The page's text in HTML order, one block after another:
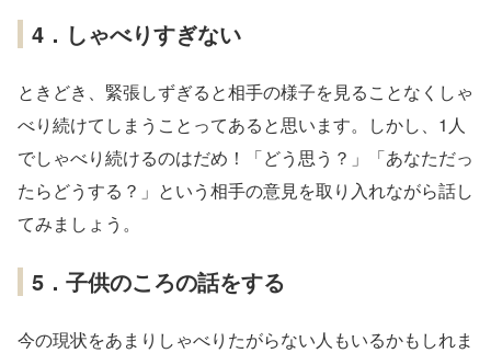
4．しゃべりすぎない
ときどき、緊張しずぎると相手の様子を見ることなくしゃ
べり続けてしまうことってあると思います。しかし、1人
でしゃべり続けるのはだめ！「どう思う？」「あなただっ
たらどうする？」という相手の意見を取り入れながら話し
てみましょう。
5．子供のころの話をする
今の現状をあまりしゃべりたがらない人もいるかもしれま